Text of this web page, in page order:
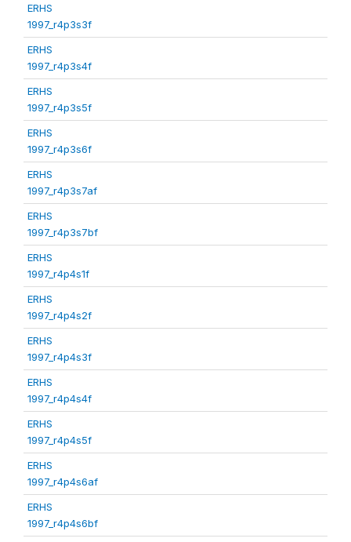
ERHS
1997_r4p3s3f
ERHS
1997_r4p3s4f
ERHS
1997_r4p3s5f
ERHS
1997_r4p3s6f
ERHS
1997_r4p3s7af
ERHS
1997_r4p3s7bf
ERHS
1997_r4p4s1f
ERHS
1997_r4p4s2f
ERHS
1997_r4p4s3f
ERHS
1997_r4p4s4f
ERHS
1997_r4p4s5f
ERHS
1997_r4p4s6af
ERHS
1997_r4p4s6bf